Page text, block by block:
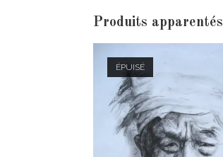
Produits apparentés
ÉPUISÉ